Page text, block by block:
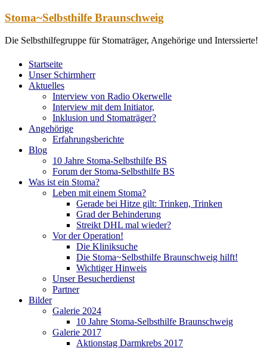
Zum
springen
Stoma~Selbsthilfe Braunschweig
Die Selbsthilfegruppe für Stomaträger, Angehörige und Interssierte!
Startseite
Unser Schirmherr
Aktuelles
Interview von Radio Okerwelle
Interview mit dem Initiator,
Inklusion und Stomaträger?
Angehörige
Erfahrungsberichte
Blog
10 Jahre Stoma-Selbsthilfe BS
Forum der Stoma-Selbsthilfe BS
Was ist ein Stoma?
Leben mit einem Stoma?
Gerade bei Hitze gilt: Trinken, Trinken
Grad der Behinderung
Streikt DHL mal wieder?
Vor der Operation!
Die Kliniksuche
Die Stoma~Selbsthilfe Braunschweig hilft!
Wichtiger Hinweis
Unser Besucherdienst
Partner
Bilder
Galerie 2024
10 Jahre Stoma-Selbsthilfe Braunschweig
Galerie 2017
Aktionstag Darmkrebs 2017